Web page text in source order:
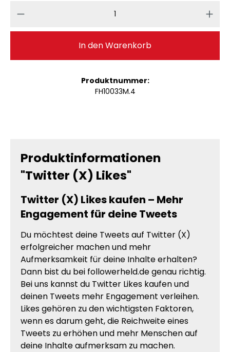
Produkt Anzahl: Gib den
In den Warenkorb
Produktnummer:
FH10033M.4
Produktinformationen
"Twitter (X) Likes"
Twitter (X) Likes kaufen – Mehr
Engagement für deine Tweets
Du möchtest deine Tweets auf Twitter (X)
erfolgreicher machen und mehr
Aufmerksamkeit für deine Inhalte erhalten?
Dann bist du bei followerheld.de genau richtig.
Bei uns kannst du Twitter Likes kaufen und
deinen Tweets mehr Engagement verleihen.
Likes gehören zu den wichtigsten Faktoren,
wenn es darum geht, die Reichweite eines
Tweets zu erhöhen und mehr Menschen auf
deine Inhalte aufmerksam zu machen.